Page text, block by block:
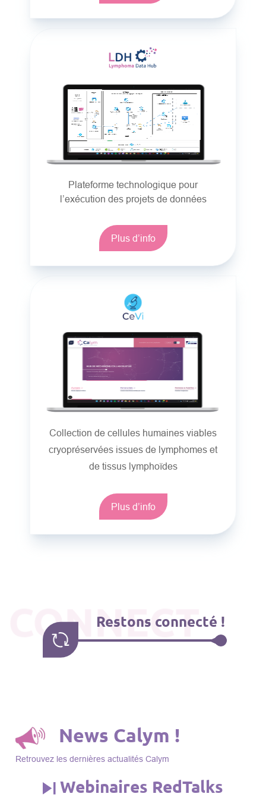
Plateforme technologique pour
l’exécution des projets de données
Plus d’info
Collection de cellules humaines viables
cryopréservées issues de lymphomes et
de tissus lymphoïdes
Plus d’info
CONNECT
Restons connecté !
News Calym !
Retrouvez les dernières actualités Calym
Webinaires RedTalks